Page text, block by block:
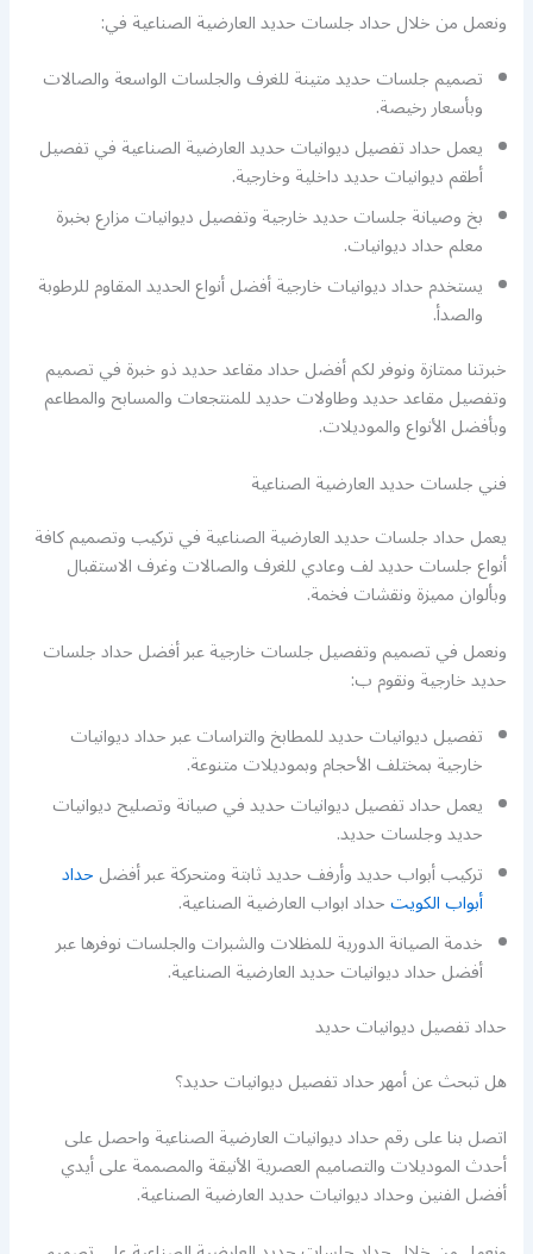
ونعمل من خلال حداد جلسات حديد العارضية الصناعية في:
تصميم جلسات حديد متينة للغرف والجلسات الواسعة والصالات
وبأسعار رخيصة.
يعمل حداد تفصيل ديوانيات حديد العارضية الصناعية في تفصيل
أطقم ديوانيات حديد داخلية وخارجية.
بخ وصيانة جلسات حديد خارجية وتفصيل ديوانيات مزارع بخبرة
معلم حداد ديوانيات.
يستخدم حداد ديوانيات خارجية أفضل أنواع الحديد المقاوم للرطوبة
والصدأ.
خبرتنا ممتازة ونوفر لكم أفضل حداد مقاعد حديد ذو خبرة في تصميم
وتفصيل مقاعد حديد وطاولات حديد للمنتجعات والمسابح والمطاعم
وبأفضل الأنواع والموديلات.
فني جلسات حديد العارضية الصناعية
يعمل حداد جلسات حديد العارضية الصناعية في تركيب وتصميم كافة
أنواع جلسات حديد لف وعادي للغرف والصالات وغرف الاستقبال
وبألوان مميزة ونقشات فخمة.
ونعمل في تصميم وتفصيل جلسات خارجية عبر أفضل حداد جلسات
حديد خارجية ونقوم ب:
تفصيل ديوانيات حديد للمطابخ والتراسات عبر حداد ديوانيات
خارجية بمختلف الأحجام وبموديلات متنوعة.
يعمل حداد تفصيل ديوانيات حديد في صيانة وتصليح ديوانيات
حديد وجلسات حديد.
تركيب أبواب حديد وأرفف حديد ثابتة ومتحركة عبر أفضلحداد
أبواب الكويتحداد ابواب العارضية الصناعية.
خدمة الصيانة الدورية للمظلات والشبرات والجلسات نوفرها عبر
أفضل حداد ديوانيات حديد العارضية الصناعية.
حداد تفصيل ديوانيات حديد
هل تبحث عن أمهر حداد تفصيل ديوانيات حديد؟
اتصل بنا على رقم حداد ديوانيات العارضية الصناعية واحصل على
أحدث الموديلات والتصاميم العصرية الأنيقة والمصممة على أيدي
أفضل الفنين وحداد ديوانيات حديد العارضية الصناعية.